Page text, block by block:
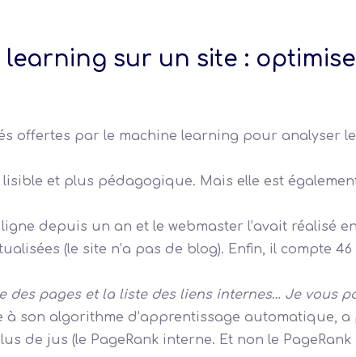
sur un site :
offertes par le machine learning pour analyser
et plus pédagogique. Mais elle est
depuis un an et le webmaster l’avait réalisé
(le site n’a pas de blog). Enfin, il compte
des pages et la liste des liens internes… Je vous
à son algorithme d’apprentissage automatique, a
de jus (le PageRank interne. Et non le PageRank